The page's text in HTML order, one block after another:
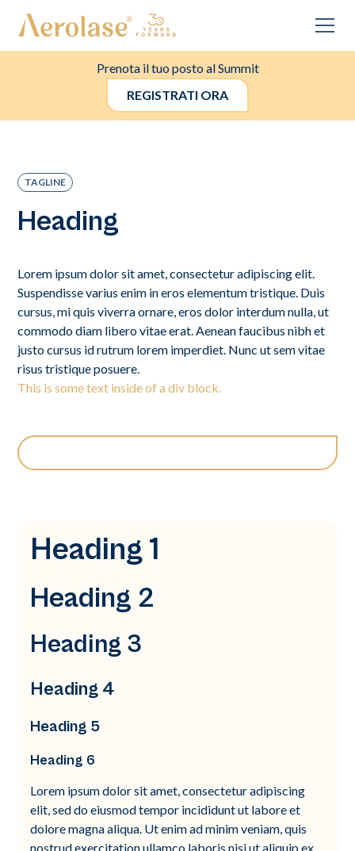
Prenota il tuo posto al Summit
REGISTRATI ORA
TAGLINE
Heading
Lorem ipsum dolor sit amet, consectetur adipiscing elit.
Suspendisse varius enim in eros elementum tristique. Duis
cursus, mi quis viverra ornare, eros dolor interdum nulla, ut
commodo diam libero vitae erat. Aenean faucibus nibh et
justo cursus id rutrum lorem imperdiet. Nunc ut sem vitae
risus tristique posuere.
This is some text inside of a div block.
Heading 1
Heading 2
Heading 3
Heading 4
Heading 5
Heading 6
Lorem ipsum dolor sit amet, consectetur adipiscing
elit, sed do eiusmod tempor incididunt ut labore et
dolore magna aliqua. Ut enim ad minim veniam, quis
nostrud exercitation ullamco laboris nisi ut aliquip ex